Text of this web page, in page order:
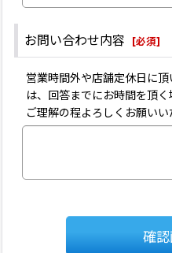
お問い合わせ内容 [必須]
営業時間外や店舗定休日に
は、回答までにお時間を頂く
ご理解の程よろしくお願いい
確